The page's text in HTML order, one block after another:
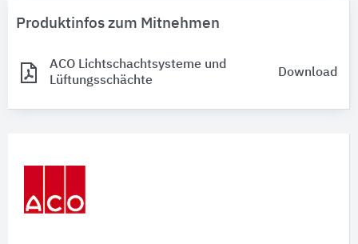
Produktinfos zum Mitnehmen
ACO Lichtschachtsysteme und
Lüftungsschächte
Download